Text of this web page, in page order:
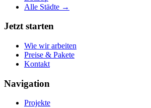
Alle Städte →
Jetzt starten
Wie wir arbeiten
Preise & Pakete
Kontakt
Navigation
Projekte